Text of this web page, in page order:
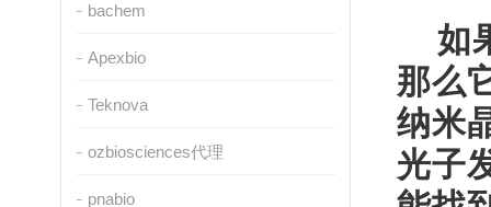
bachem
Apexbio
Teknova
ozbiosciences代理
pnabio
如
那么
纳米
光子